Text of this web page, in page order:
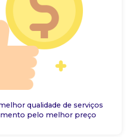
qualidade de serviços
pelo melhor preço